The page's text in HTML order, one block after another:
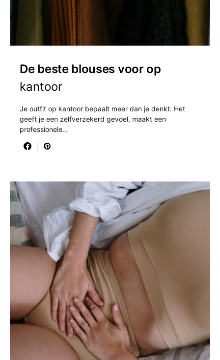
De beste blouses voor op
kantoor
Je outfit op kantoor bepaalt meer dan je denkt. Het
geeft je een zelfverzekerd gevoel, maakt een
professionele…